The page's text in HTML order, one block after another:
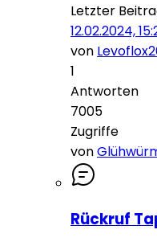
Letzter
12.02.2024,
von
1
Antworten
7005
Zugriffe
von
Rückruf